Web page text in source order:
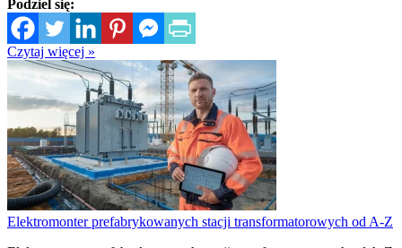
Podziel się:
Czytaj więcej »
Elektromonter prefabrykowanych stacji transformatorowych od A-Z